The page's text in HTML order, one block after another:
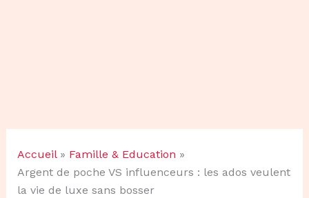
Accueil
Famille & Education
Argent de poche VS influenceurs : les ados veulent
la vie de luxe sans bosser